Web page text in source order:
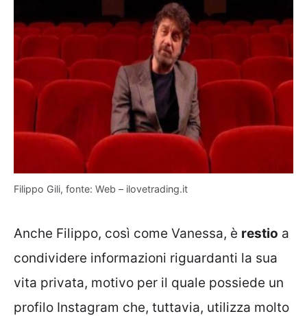
Filippo Gili, fonte: Web – ilovetrading.it
Anche Filippo, così come Vanessa, è restio a
condividere informazioni riguardanti la sua
vita privata, motivo per il quale possiede un
profilo Instagram che, tuttavia, utilizza molto